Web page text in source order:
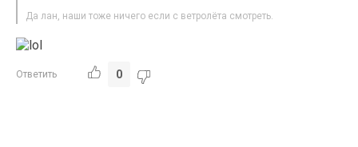
Да лан, наши тоже ничего если с ветролёта смотреть.
Ответить 0